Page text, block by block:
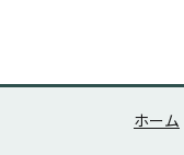
ホーム